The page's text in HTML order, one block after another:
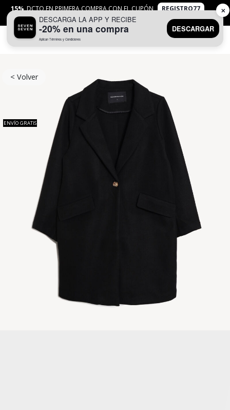
15% DCTO EN PRIMERA COMPRA CON EL CUPÓN
REGISTRO77
APLICANTYC
< Volver
ENVÍO GRATIS
DESCARGA LA APP Y RECIBE
-20% en una compra
Aplican Términos y Condiciones
DESCARGAR
✕